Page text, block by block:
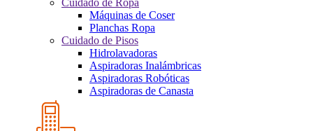
Cuidado de Ropa
Máquinas de Coser
Planchas Ropa
Cuidado de Pisos
Hidrolavadoras
Aspiradoras Inalámbricas
Aspiradoras Robóticas
Aspiradoras de Canasta